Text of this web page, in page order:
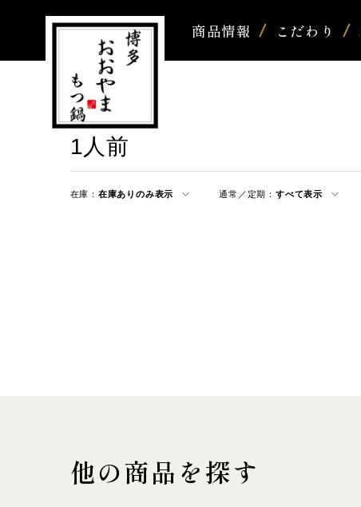
商品情報 こだわり
1人前
在庫： 在庫ありのみ表示 通常／定期： すべて表示
他の商品を探す